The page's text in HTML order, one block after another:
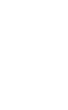
事。
消除误会，互相抚慰